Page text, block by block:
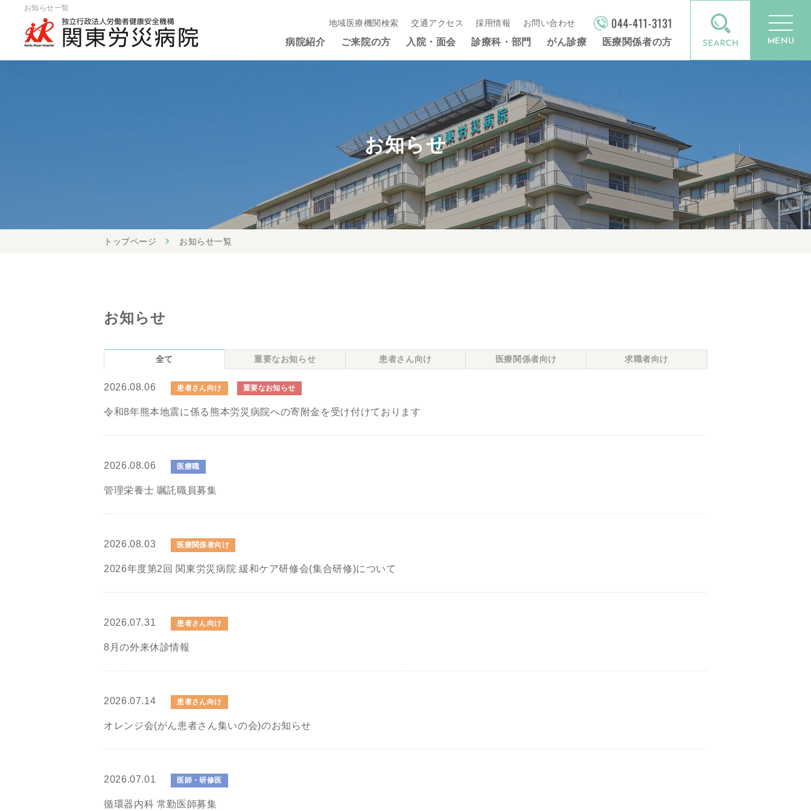
お知らせ一覧
地域医療機関検索 交通アクセス 採用情報 お問い合わせ
病院紹介 ご来院の方 入院・面会 診療科・部門 がん診療 医療関係者の方 MENU
お知らせ
トップページ お知らせ一覧
お知らせ
全て 重要なお知らせ 患者さん向け 医療関係者向け 求職者向け
2026.08.06 患者さん向け 重要なお知らせ
令和8年熊本地震に係る熊本労災病院への寄附金を受け付けております
2026.08.06 医療職
管理栄養士 嘱託職員募集
2026.08.03 医療関係者向け
2026年度第2回 関東労災病院 緩和ケア研修会(集合研修)について
2026.07.31 患者さん向け
8月の外来休診情報
2026.07.14 患者さん向け
オレンジ会(がん患者さん集いの会)のお知らせ
2026.07.01 医師・研修医
循環器内科 常勤医師募集